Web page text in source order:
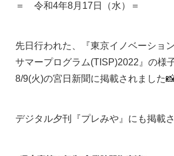
＝ 令和4年8月17日（水）＝
先日行われた、『東京イノベーション
サマープログラム(TISP)2022』の様
8/9(火)の宮日新聞に掲載されました
デジタル夕刊『プレみや』にも掲載